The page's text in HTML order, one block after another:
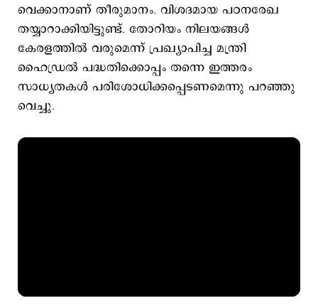
വെക്കാനാണ് തീരുമാനം. വിശദമായ പഠനരേഖ
തയ്യാറാക്കിയിട്ടുണ്ട്. തോറിയം നിലയങ്ങൾ
കേരളത്തിൽ വരുമെന്ന് പ്രഖ്യാപിച്ച മന്ത്രി
ഹൈഡ്രൽ പദ്ധതിക്കൊപ്പം തന്നെ ഇത്തരം
സാധ്യതകൾ പരിശോധിക്കപ്പെടണമെന്നു പറഞ്ഞു
വെച്ചു.